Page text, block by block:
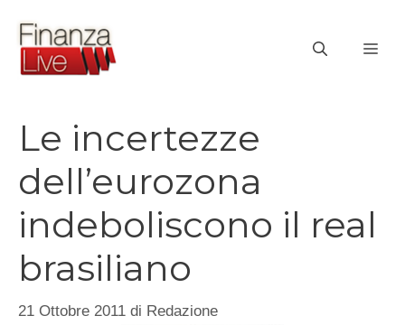
contenuto
Le incertezze
dell’eurozona
indeboliscono il real
brasiliano
21 Ottobre 2011 di Redazione